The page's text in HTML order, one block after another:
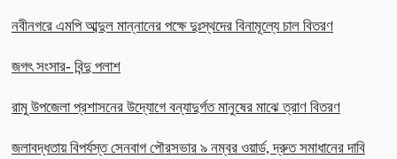
নবীনগরে এমপি আব্দুল মান্নানের পক্ষে দুঃস্থদের বিনামূল্যে চাল বিতরণ
জগৎ সংসার- বিন্দু পলাশ
রামু উপজেলা প্রশাসনের উদ্যোগে বন্যাদুর্গত মানুষের মাঝে ত্রাণ বিতরণ
জলাবদ্ধতায় বিপর্যস্ত সেনবাগ পৌরসভার ৯ নম্বর ওয়ার্ড, দ্রুত সমাধানের দাবি